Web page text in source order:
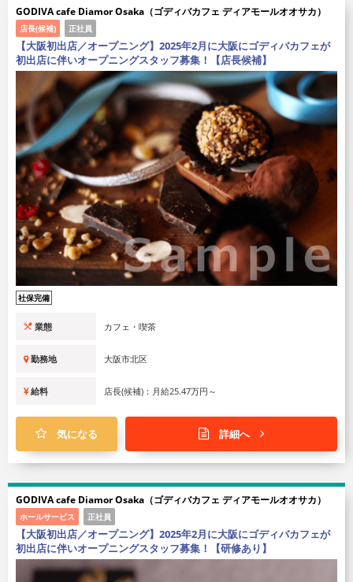
GODIVA cafe Diamor Osaka（ゴディバカフェ ディアモールオオサカ）
店長(候補) 正社員
【大阪初出店／オープニング】2025年2月に大阪にゴディバカフェが
初出店に伴いオープニングスタッフ募集！【店長候補】
社保完備
業態 カフェ・喫茶
勤務地 大阪市北区
給料 店長(候補)：月給25.47万円～
気になる 詳細へ
GODIVA cafe Diamor Osaka（ゴディバカフェ ディアモールオオサカ）
ホールサービス 正社員
【大阪初出店／オープニング】2025年2月に大阪にゴディバカフェが
初出店に伴いオープニングスタッフ募集！【研修あり】